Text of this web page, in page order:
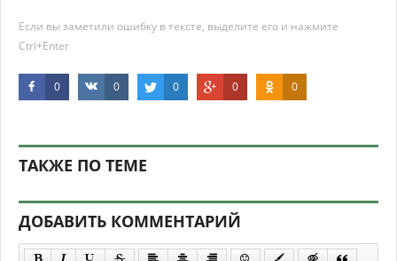
Если вы заметили ошибку в тексте, выделите его и нажмите
Ctrl+Enter
0 0 0 0 0
ТАКЖЕ ПО ТЕМЕ
ДОБАВИТЬ КОММЕНТАРИЙ